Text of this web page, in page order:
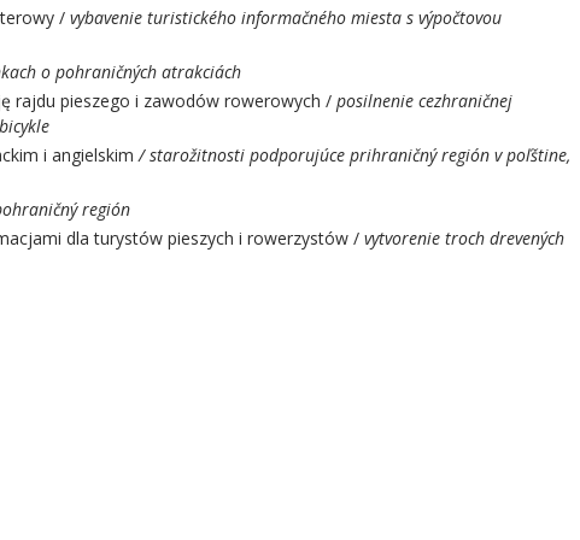
/ vybavenie turistického informačného miesta s výpočtovou
o pohraničných atrakciách
rajdu pieszego i zawodów rowerowych / posilnenie cezhraničnej
i angielskim/ starožitnosti podporujúce prihraničný región v poľštine,
región
dla turystów pieszych i rowerzystów / vytvorenie troch drevených